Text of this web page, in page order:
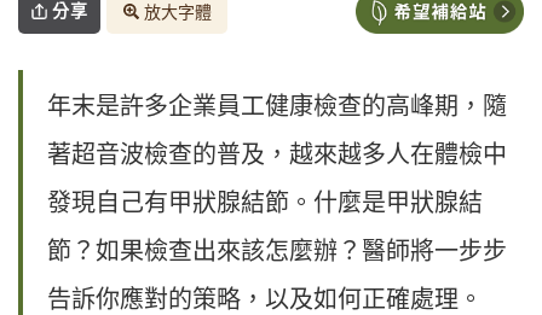
分享 放大字體
年末是許多企業員工健康檢查的高峰期，隨
著超音波檢查的普及，越來越多人在體檢中
發現自己有甲狀腺結節。什麼是甲狀腺結
節？如果檢查出來該怎麼辦？醫師將一步步
告訴你應對的策略，以及如何正確處理。